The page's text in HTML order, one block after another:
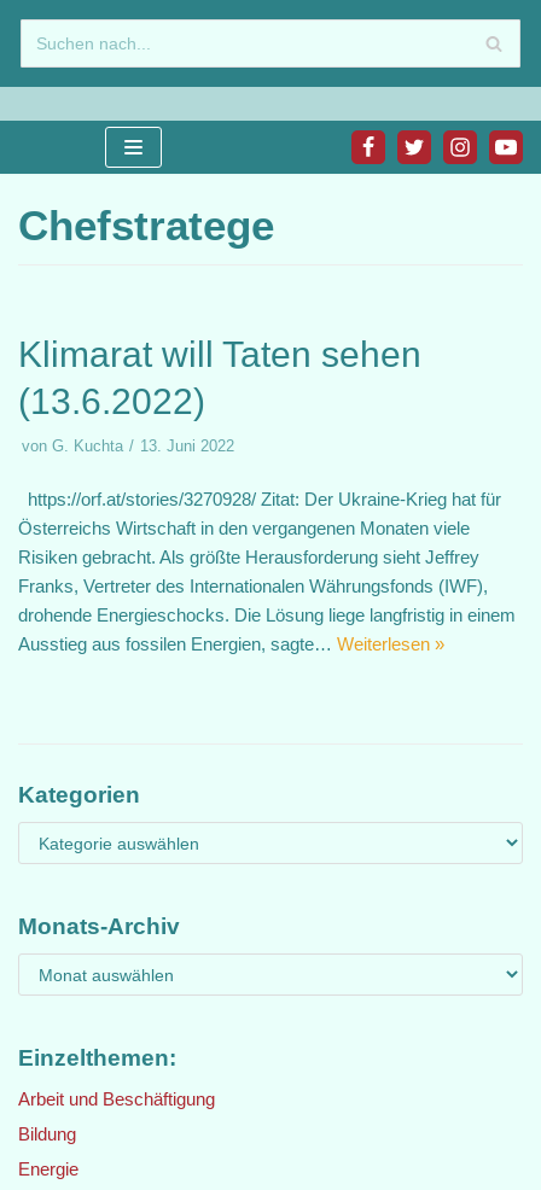
Zum
Inhalt
springen
Chefstratege
Klimarat will Taten sehen
(13.6.2022)
von G. Kuchta 13. Juni 2022
https://orf.at/stories/3270928/ Zitat: Der Ukraine-Krieg hat für
Österreichs Wirtschaft in den vergangenen Monaten viele
Risiken gebracht. Als größte Herausforderung sieht Jeffrey
Franks, Vertreter des Internationalen Währungsfonds (IWF),
drohende Energieschocks. Die Lösung liege langfristig in einem
Ausstieg aus fossilen Energien, sagte… Weiterlesen »
Kategorien
Monats-Archiv
Einzelthemen:
Arbeit und Beschäftigung
Bildung
Energie